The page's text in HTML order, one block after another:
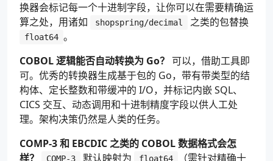
换器会标记每一个十进制字段，让你可以在需要精确运
算之处，用诸如
shopspring/decimal 之类的包替换
float64 。
COBOL 逻辑能否自动转换为 Go？ 可以，借助工具即
可。优秀的转换器生成基于包的 Go，带有带类型的结
构体、定长整数和带缓冲的 I/O，并标记内嵌 SQL、
CICS 交互、动态调用和十进制精度字段以供人工处
理。架构决策仍然是人类的任务。
COMP-3 和 EBCDIC 之类的 COBOL 数据格式会怎
样？
COMP-3 默认映射为 float64
（需针对精确十